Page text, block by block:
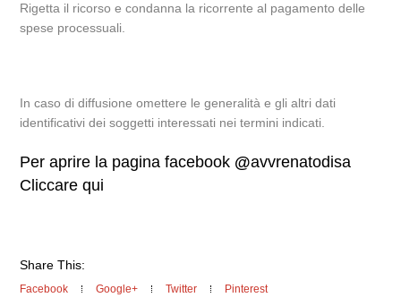
Rigetta il ricorso e condanna la ricorrente al pagamento delle
spese processuali.
In caso di diffusione omettere le generalità e gli altri dati
identificativi dei soggetti interessati nei termini indicati.
Per aprire la pagina facebook @avvrenatodisa
Cliccare qui
Share This:
Facebook Google+ Twitter Pinterest